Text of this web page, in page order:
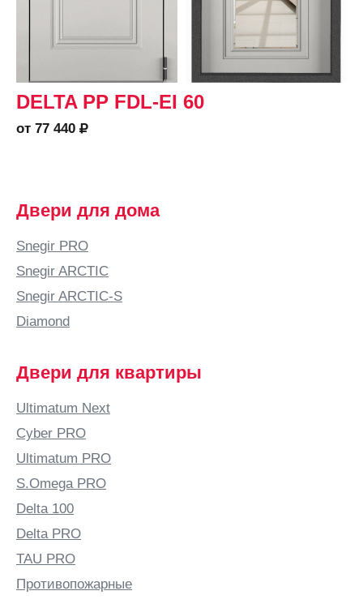
DELTA PP FDL-EI 60
от 77 440
Двери для дома
Snegir PRO
Snegir ARCTIC
Snegir ARCTIC-S
Diamond
Двери для квартиры
Ultimatum Next
Cyber PRO
Ultimatum PRO
S.Omega PRO
Delta 100
Delta PRO
TAU PRO
Противопожарные